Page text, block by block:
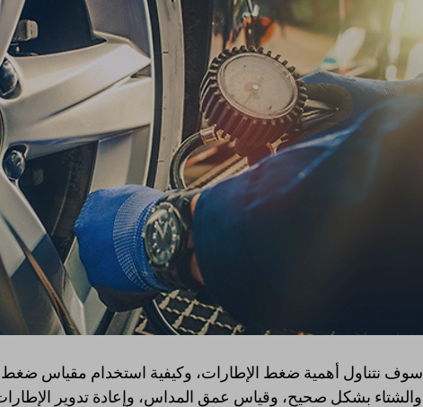
سوف نتناول أهمية ضغط الإطارات، وكيفية استخدام مقياس ضغط
والشتاء بشكل صحيح، وقياس عمق المداس، وإعادة تدوير